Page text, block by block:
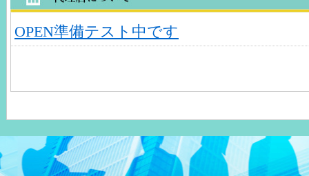
OPEN準備テスト中です